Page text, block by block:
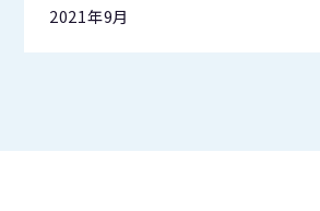
2021年9月